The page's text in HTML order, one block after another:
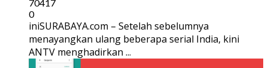
70417
0
iniSURABAYA.com – Setelah sebelumnya
menayangkan ulang beberapa serial India, kini
ANTV menghadirkan ...